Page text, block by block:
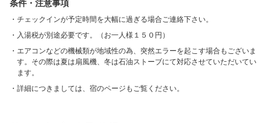
条件・注意事項
チェックインが予定時間を大幅に過ぎる場合ご連絡下さい。
入湯税が別途必要です。（お一人様１５０円）
エアコンなどの機械類が地域性の為、突然エラーを起こす場合もございま
す。その際は夏は扇風機、冬は石油ストーブにて対応させていただいてい
ます。
詳細につきましては、宿のページもご覧ください。